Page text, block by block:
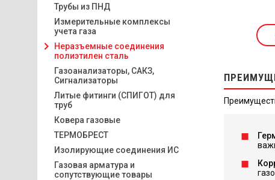
Трубы из ПНД
Измерительные комплексы
учета газа
Неразъемные соединения
полиэтилен сталь
Газоанализаторы, САКЗ,
Сигнализаторы
Литые фитинги (СПИГОТ) для
труб
Ковера газовые
ТЕРМОБРЕСТ
Изолирующие соединения ИС
Газовая арматура и
сопутствующие товары